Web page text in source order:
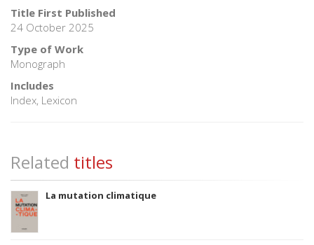
Title First Published
24 October 2025
Type of Work
Monograph
Includes
Index, Lexicon
Related titles
La mutation climatique